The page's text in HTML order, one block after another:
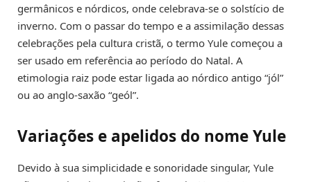
germânicos e nórdicos, onde celebrava-se o solstício de
inverno. Com o passar do tempo e a assimilação dessas
celebrações pela cultura cristã, o termo Yule começou a
ser usado em referência ao período do Natal. A
etimologia raiz pode estar ligada ao nórdico antigo “jól”
ou ao anglo-saxão “geól”.
Variações e apelidos do nome Yule
Devido à sua simplicidade e sonoridade singular, Yule